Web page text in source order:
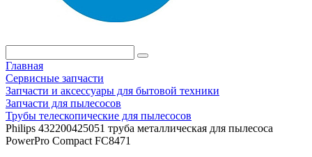
Главная
Сервисные запчасти
Запчасти и аксессуары для бытовой техники
Запчасти для пылесосов
Трубы телескопические для пылесосов
Philips 432200425051 труба металлическая для пылесоса
PowerPro Compact FC8471